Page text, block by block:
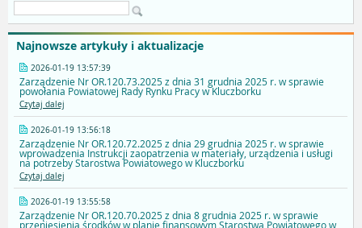
Najnowsze artykuły i aktualizacje
2026-01-19 13:57:39
Zarządzenie Nr OR.120.73.2025 z dnia 31 grudnia 2025 r. w sprawie
powołania Powiatowej Rady Rynku Pracy w Kluczborku
Czytaj dalej
2026-01-19 13:56:18
Zarządzenie Nr OR.120.72.2025 z dnia 29 grudnia 2025 r. w sprawie
wprowadzenia Instrukcji zaopatrzenia w materiały, urządzenia i usługi
na potrzeby Starostwa Powiatowego w Kluczborku
Czytaj dalej
2026-01-19 13:55:58
Zarządzenie Nr OR.120.70.2025 z dnia 8 grudnia 2025 r. w sprawie
przeniesienia środków w planie finansowym Starostwa Powiatowego w